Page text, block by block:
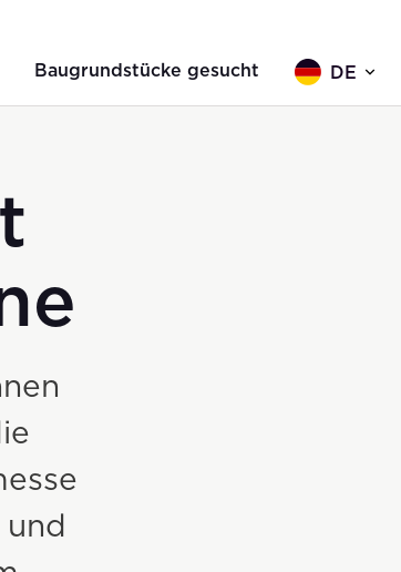
Baugrundstücke gesucht DE